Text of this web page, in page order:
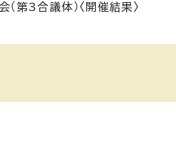
第3合議体）〈開催結果〉